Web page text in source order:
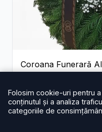
Coroana Funerară
Ce spun clienții
Folosim cookie-uri pentru
conținutul și a analiza
categoriile de